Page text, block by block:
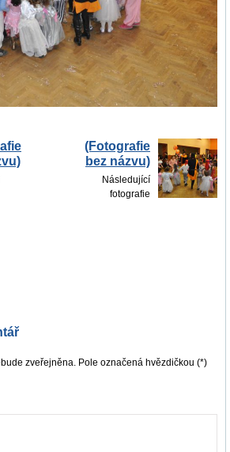
(Fotografie
bez názvu)
Následující
fotografie
zveřejněna. Pole označená hvězdičkou (*)